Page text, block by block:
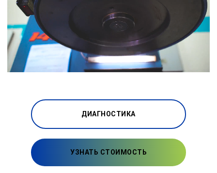
ДИАГНОСТИКА
УЗНАТЬ СТОИМОСТЬ